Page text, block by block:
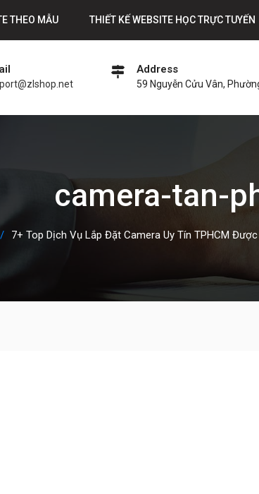
THEO MẪU THIẾT KẾ WEBSITE HỌC TRỰC TUYẾN
Address
59 Nguyễn Cửu Vân,
camera-tan-
7+ Top Dịch Vụ Lắp Đặt Camera Uy Tín TPHCM